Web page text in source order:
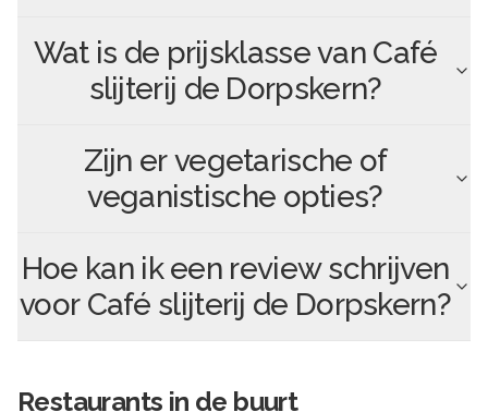
Wat is de prijsklasse van Café
slijterij de Dorpskern?
Zijn er vegetarische of
veganistische opties?
Hoe kan ik een review schrijven
voor Café slijterij de Dorpskern?
Restaurants in de buurt